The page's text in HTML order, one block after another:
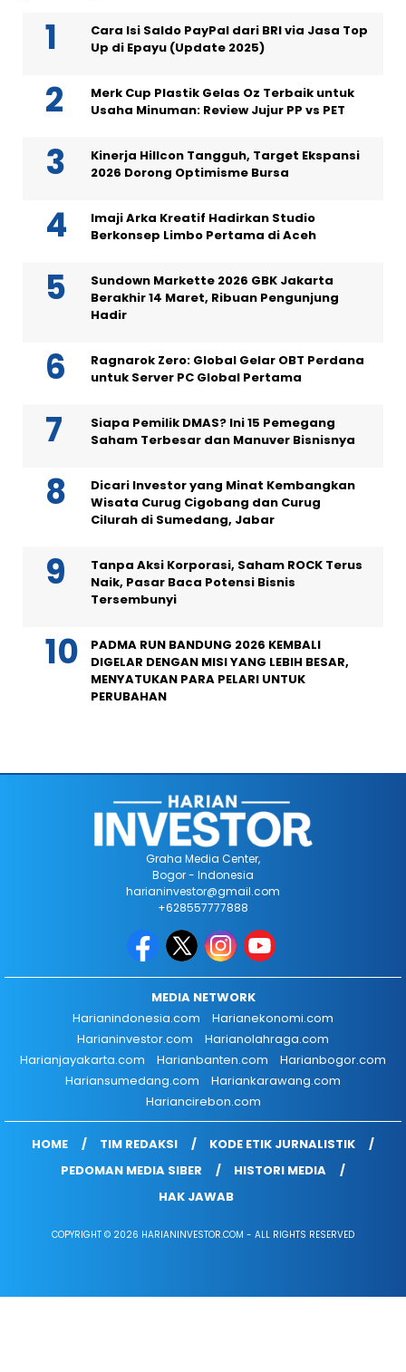
Cara Isi Saldo PayPal dari BRI via Jasa Top
Up di Epayu (Update 2025)
Merk Cup Plastik Gelas Oz Terbaik untuk
Usaha Minuman: Review Jujur PP vs PET
Kinerja Hillcon Tangguh, Target Ekspansi
2026 Dorong Optimisme Bursa
Imaji Arka Kreatif Hadirkan Studio
Berkonsep Limbo Pertama di Aceh
Sundown Markette 2026 GBK Jakarta
Berakhir 14 Maret, Ribuan Pengunjung
Hadir
Ragnarok Zero: Global Gelar OBT Perdana
untuk Server PC Global Pertama
Siapa Pemilik DMAS? Ini 15 Pemegang
Saham Terbesar dan Manuver Bisnisnya
Dicari Investor yang Minat Kembangkan
Wisata Curug Cigobang dan Curug
Cilurah di Sumedang, Jabar
Tanpa Aksi Korporasi, Saham ROCK Terus
Naik, Pasar Baca Potensi Bisnis
Tersembunyi
PADMA RUN BANDUNG 2026 KEMBALI
DIGELAR DENGAN MISI YANG LEBIH BESAR,
MENYATUKAN PARA PELARI UNTUK
PERUBAHAN
Graha Media Center,
Bogor - Indonesia
harianinvestor@gmail.com
+628557777888
MEDIA NETWORK
Harianindonesia.com
Harianekonomi.com
Harianinvestor.com
Harianolahraga.com
Harianjayakarta.com
Harianbanten.com
Harianbogor.com
Hariansumedang.com
Hariankarawang.com
Hariancirebon.com
HOME TIM REDAKSI
KODE ETIK JURNALISTIK
PEDOMAN MEDIA SIBER
HISTORI MEDIA
HAK JAWAB
COPYRIGHT © 2026 HARIANINVESTOR.COM - ALL RIGHTS RESERVED